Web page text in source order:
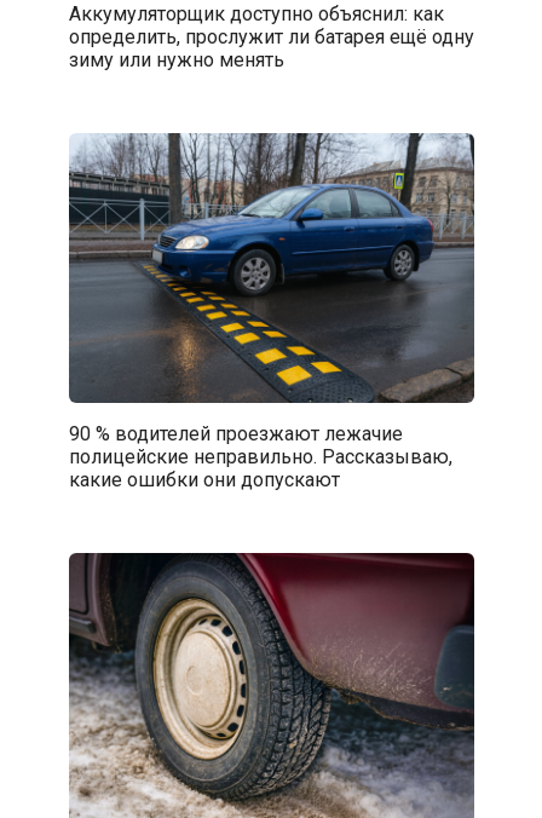
Аккумуляторщик доступно объяснил: как
определить, прослужит ли батарея ещё одну
зиму или нужно менять
90 % водителей проезжают лежачие
полицейские неправильно. Рассказываю,
какие ошибки они допускают